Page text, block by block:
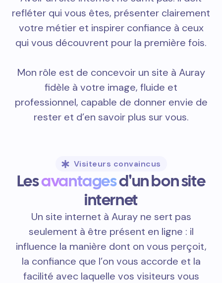
refléter qui vous êtes, présenter clairement
votre métier et inspirer confiance à ceux
qui vous découvrent pour la première fois.
Mon rôle est de concevoir un site à Auray
fidèle à votre image, fluide et
professionnel, capable de donner envie de
rester et d’en savoir plus sur vous.
Visiteurs convaincus
Lesavantagesd'un bon site
internet
Un site internet à Auray ne sert pas
seulement à être présent en ligne : il
influence la manière dont on vous perçoit,
la confiance que l’on vous accorde et la
facilité avec laquelle vos visiteurs vous